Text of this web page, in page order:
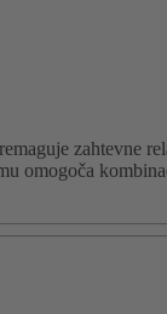
omogoča